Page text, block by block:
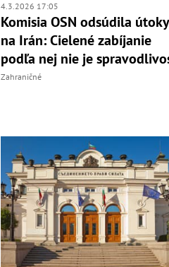
4.3.2026 17:05
Komisia OSN odsúdila útoky
na Irán: Cielené zabíjanie
podľa nej nie je
Zahraničné